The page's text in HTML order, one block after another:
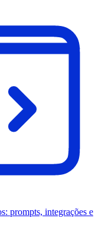
prompts, integrações e